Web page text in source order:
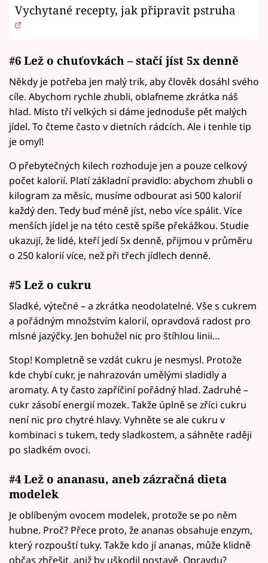
Vychytané recepty, jak připravit pstruha
#6 Lež o chuťovkách – stačí jíst 5x denně
Někdy je potřeba jen malý trik, aby člověk dosáhl svého
cíle. Abychom rychle zhubli, oblafneme zkrátka náš
hlad. Místo tří velkých si dáme jednoduše pět malých
jídel. To čteme často v dietních rádcích. Ale i tenhle tip
je omyl!
O přebytečných kilech rozhoduje jen a pouze celkový
počet kalorií. Platí základní pravidlo: abychom zhubli o
kilogram za měsíc, musíme odbourat asi 500 kalorií
každý den. Tedy buď méně jíst, nebo více spálit. Více
menších jídel je na této cestě spíše překážkou. Studie
ukazují, že lidé, kteří jedí 5x denně, přijmou v průměru
o 250 kalorií více, než při třech jídlech denně.
#5 Lež o cukru
Sladké, výtečné – a zkrátka neodolatelné. Vše s cukrem
a pořádným množstvím kalorií, opravdová radost pro
mlsné jazýčky. Jen bohužel nic pro štíhlou linii…
Stop! Kompletně se vzdát cukru je nesmysl. Protože
kde chybí cukr, je nahrazován umělými sladidly a
aromaty. A ty často zapříčiní pořádný hlad. Zadruhé –
cukr zásobí energií mozek. Takže úplně se zříci cukru
není nic pro chytré hlavy. Vyhněte se ale cukru v
kombinaci s tukem, tedy sladkostem, a sáhněte raději
po sladkém ovoci.
#4 Lež o ananasu, aneb zázračná dieta
modelek
Je oblíbeným ovocem modelek, protože se po něm
hubne. Proč? Přece proto, že ananas obsahuje enzym,
který rozpouští tuky. Takže kdo jí ananas, může klidně
občas zhřešit, aniž by uškodil postavě. Opravdu?